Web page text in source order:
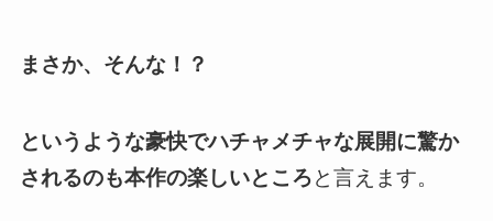
まさか、そんな！？
というような豪快でハチャメチャな展開に驚か
されるのも本作の楽しいところと言えます。